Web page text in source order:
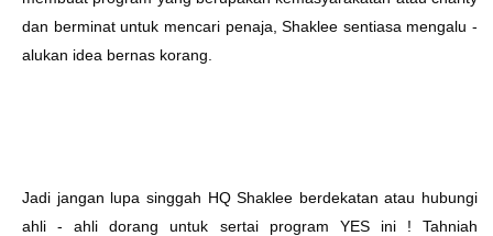
dan berminat untuk mencari penaja, Shaklee sentiasa mengalu -
alukan idea bernas korang.
Jadi jangan lupa singgah HQ Shaklee berdekatan atau hubungi
ahli - ahli dorang untuk sertai program YES ini ! Tahniah